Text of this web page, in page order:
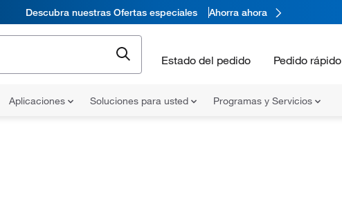
Descubra nuestras Ofertas especiales Ahorra ahora
Estado del pedido Pedido rápido
Aplicaciones Soluciones para usted Programas y Servicios